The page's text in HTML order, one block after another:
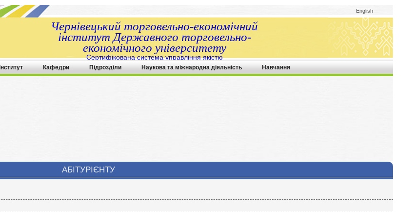
Чернівецький торговельно-економічний
інститут Державного торговельно-
економічного університету
Сертифікована система управління якістю
ДСТУ ISO 9001:2015
English
Інститут Кафедри Підрозділи Наукова та міжнародна діяльність Навчання
АБІТУРІЄНТУ